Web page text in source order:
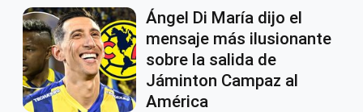
Ángel Di María dijo el
mensaje más ilusionante
sobre la salida de
Jáminton Campaz al
América